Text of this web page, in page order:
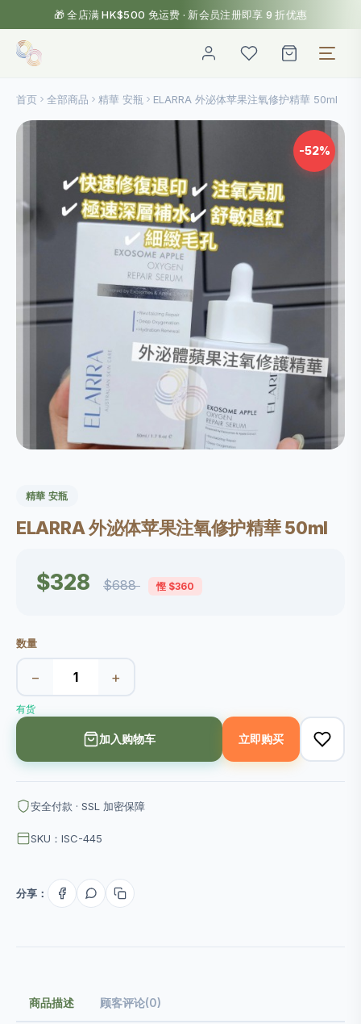
🎁 全店满 HK$500 免运费 · 新会员注册即享 9 折优惠
首页 全部商品 精華 安瓶 ELARRA 外泌体苹果注氧修护精華 50ml
-52%
精華 安瓶
ELARRA 外泌体苹果注氧修护精華 50ml
$328 $688 慳 $360
数量
− +
有货
加入购物车 立即购买
安全付款 · SSL 加密保障
SKU：ISC-445
分享：
商品描述 顾客评论(0)